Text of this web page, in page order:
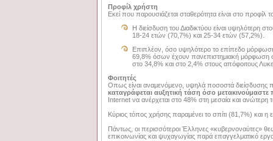
Προφίλ χρήστη
Εκεί που παρουσιάζεται σταθερότητα είναι στο
Η διείσδυση του Διαδικτύου είναι υψηλότερη
18-24 ετών (70,7%) και 25-34 ετών (57,2%).
Επιπλέον, όσο υψηλότερο το επίπεδο
69,8% όσων έχουν πανεπιστημιακή μόρφωση
στο 34,8% και στο 2,4% στους απόφοιτους
Φοιτητές
Οπως είναι αναμενόμενο, υψηλά ποσοστά διείσδυσης
καταγράφεται αυξητική τάση όσο
Internet να ανέρχεται στο 48% στη μεσαία και ανώτερη
Κύριος τόπος χρήσης παραμένει το σπίτι (81,7%) και η
Πάντως, οι περισσότεροι Έλληνες «κυβερνοναύτες»
επικοινωνίας και ψυχαγωγίας παρά επαγγελματικό